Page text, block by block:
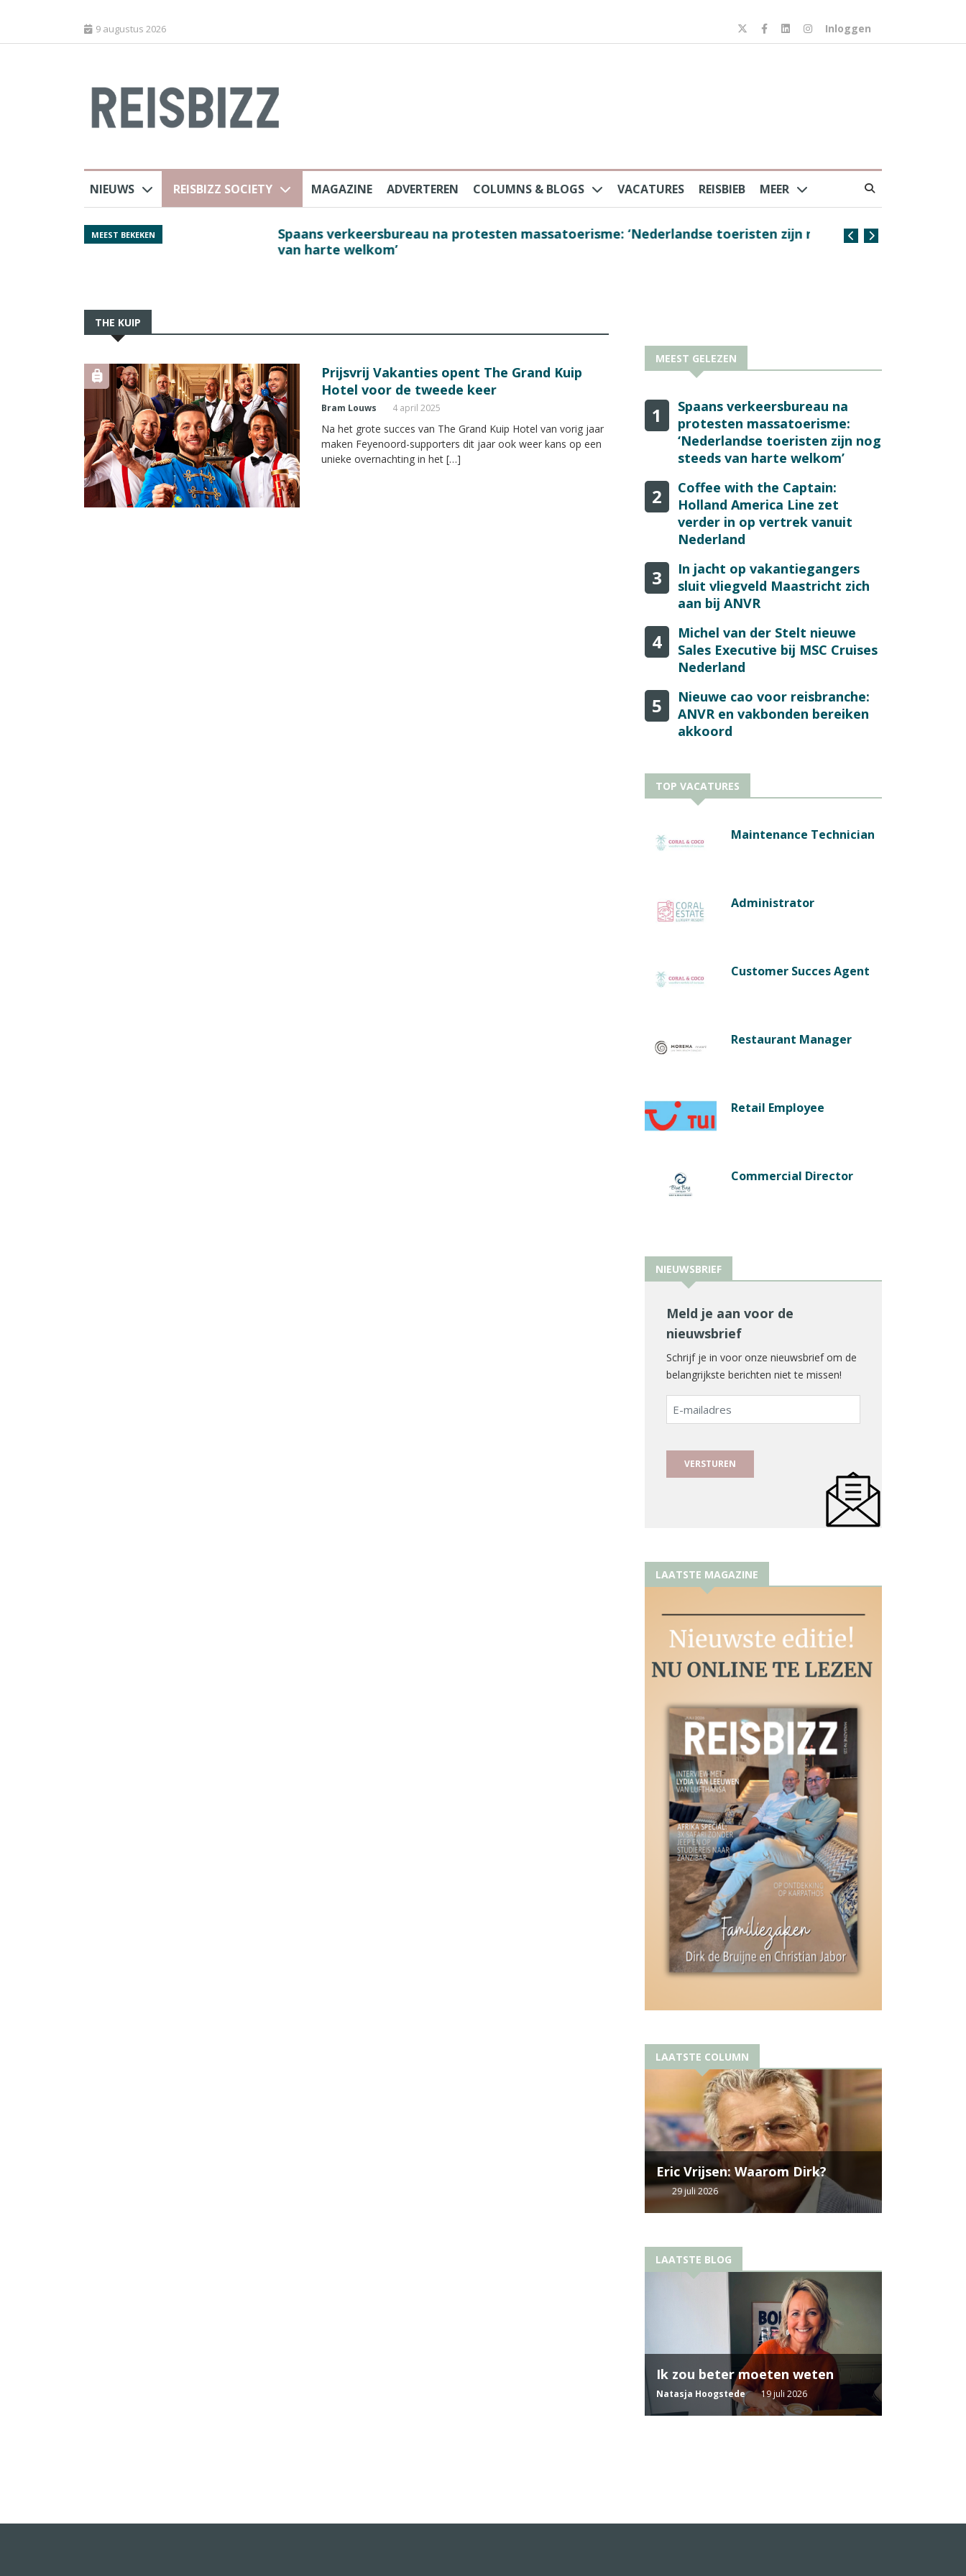
9 augustus 2026 Inloggen
NIEUWS REISBIZZ SOCIETY MAGAZINE ADVERTEREN COLUMNS & BLOGS VACATURES REISBIEB MEER
MEEST BEKEKEN
Spaans verkeersbureau na protesten massatoerisme: ‘Nederlandse toeristen zijn nog steeds
van harte welkom’
Coffee with the
THE KUIP
Prijsvrij Vakanties opent The Grand Kuip
Hotel voor de tweede keer
Bram Louws 4 april 2025
Na het grote succes van The Grand Kuip Hotel van vorig jaar
maken Feyenoord-supporters dit jaar ook weer kans op een
unieke overnachting in het […]
MEEST GELEZEN
1
Spaans verkeersbureau na
protesten massatoerisme:
‘Nederlandse toeristen zijn nog
steeds van harte welkom’
2
Coffee with the Captain:
Holland America Line zet
verder in op vertrek vanuit
Nederland
3
In jacht op vakantiegangers
sluit vliegveld Maastricht zich
aan bij ANVR
4
Michel van der Stelt nieuwe
Sales Executive bij MSC Cruises
Nederland
5
Nieuwe cao voor reisbranche:
ANVR en vakbonden bereiken
akkoord
TOP VACATURES
Maintenance Technician
Administrator
Customer Succes Agent
Restaurant Manager
Retail Employee
Commercial Director
NIEUWSBRIEF
Meld je aan voor de
nieuwsbrief
Schrijf je in voor onze nieuwsbrief om de
belangrijkste berichten niet te missen!
E-
mailadres
LAATSTE MAGAZINE
LAATSTE COLUMN
Eric Vrijsen: Waarom Dirk?
29 juli 2026
LAATSTE BLOG
Ik zou beter moeten weten
Natasja Hoogstede 19 juli 2026